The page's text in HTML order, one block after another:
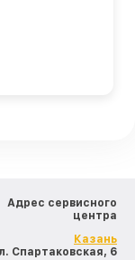
Адрес сервисного
центра
Казань
Спартаковская, 6